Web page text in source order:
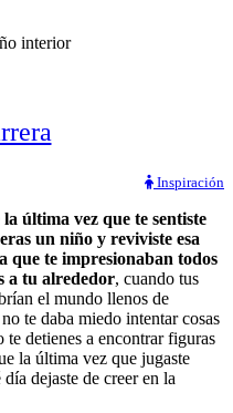
Inspiración
última vez que te sentiste
un niño y reviviste esa
que te impresionaban todos
a tu alrededor, cuando tus
el mundo llenos de
te daba miedo intentar cosas
te detienes a encontrar figuras
la última vez que jugaste
dejaste de creer en la